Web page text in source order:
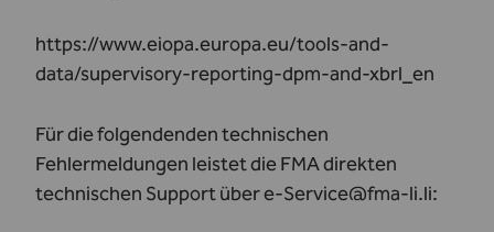
https://www.eiopa.europa.eu/tools-and-
data/supervisory-reporting-dpm-and-xbrl_en
Für die folgendenden technischen
Fehlermeldungen leistet die FMA direkten
technischen Support über e-Service@fma-li.li: